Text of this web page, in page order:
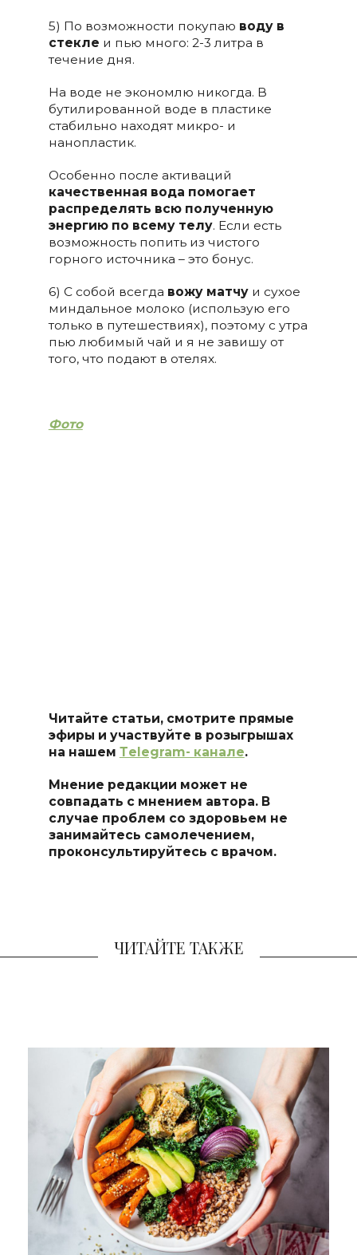
5) По возможности покупаю воду в
стекле и пью много: 2-3 литра в
течение дня.
На воде не экономлю никогда. В
бутилированной воде в пластике
стабильно находят микро- и
нанопластик.
Особенно после активаций
качественная вода помогает
распределять всю полученную
энергию по всему телу. Если есть
возможность попить из чистого
горного источника – это бонус.
6) С собой всегда вожу матчуи сухое
миндальное молоко (использую его
только в путешествиях), поэтому с утра
пью любимый чай и я не завишу от
того, что подают в отелях.
Фото
Читайте статьи, смотрите прямые
эфиры и участвуйте в розыгрышах
на нашем Тelegram- канале.
Мнение редакции может не
совпадать с мнением автора. В
случае проблем со здоровьем не
занимайтесь самолечением,
проконсультируйтесь с врачом.
ЧИТАЙТЕ ТАКЖЕ